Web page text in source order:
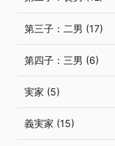
第三子：二男 (17)
第四子：三男 (6)
実家 (5)
義実家 (15)